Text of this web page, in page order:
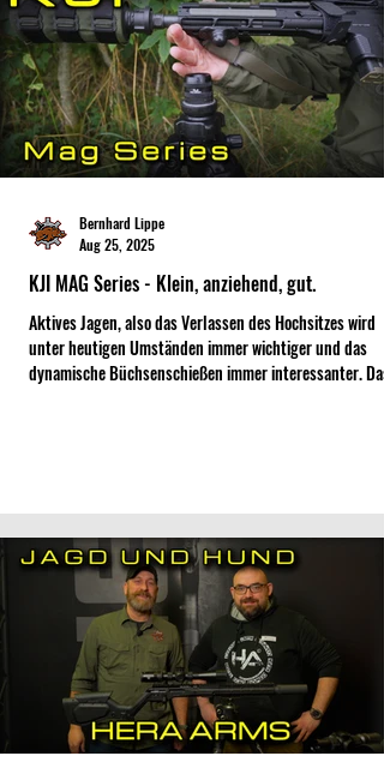
KJI MAG Series - Klein, anziehend, gut.
Aktives Jagen, also das Verlassen des Hochsitzes wird
unter heutigen Umständen immer wichtiger und das
dynamische Büchsenschießen immer interessanter. Das
Bernhard Lippe
Aug 25, 2025